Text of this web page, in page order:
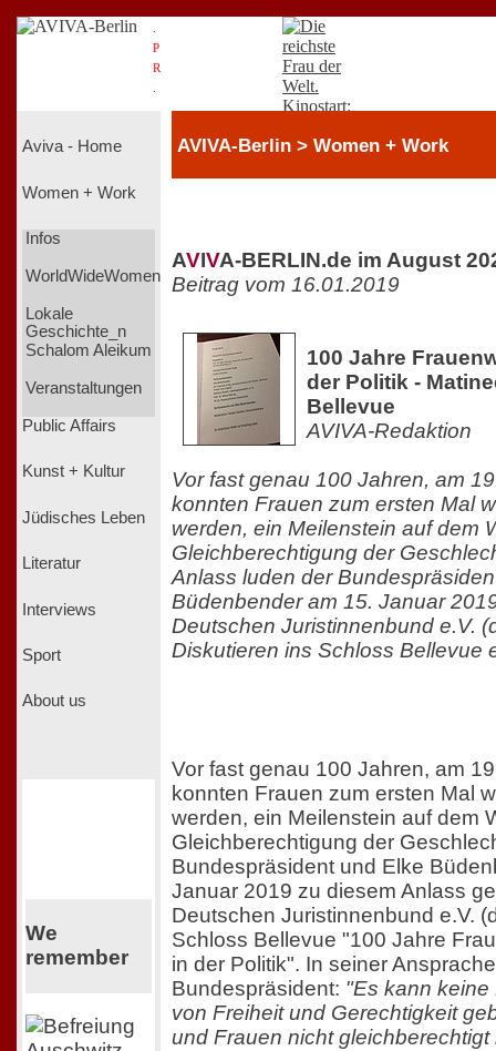
P
R
Aviva - Home
Women + Work
Infos
WorldWideWomen
Lokale
Geschichte_n
Schalom Aleikum
Veranstaltungen
Public Affairs
Kunst + Kultur
Jüdisches Leben
Literatur
Interviews
Sport
About us
We
remember
AVIVA-Berlin > Women + Work
AVIVA-BERLIN.de im August
Beitrag vom 16.01.2019
100 Jahre
der Politik -
Bellevue
AVIVA-Redaktion
Vor fast genau 100 Jahren, am
konnten Frauen zum ersten Mal
werden, ein Meilenstein auf dem
Gleichberechtigung der
Anlass luden der
Büdenbender am 15. Januar
Deutschen Juristinnenbund e.V.
Diskutieren ins Schloss Bellevue
Vor fast genau 100 Jahren, am
konnten Frauen zum ersten Mal
werden, ein Meilenstein auf dem
Gleichberechtigung der
Bundespräsident und Elke
Januar 2019 zu diesem Anlass
Deutschen Juristinnenbund e.V.
Schloss Bellevue "100 Jahre
in der Politik". In seiner
Bundespräsident: "Es kann keine
von Freiheit und Gerechtigkeit
und Frauen nicht gleichberechtigt